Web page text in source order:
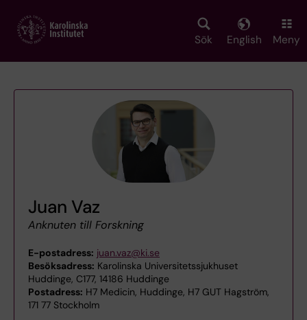
main
Sök English Meny
Juan Vaz
Anknuten till Forskning
E-postadress: juan.vaz@ki.se
Besöksadress: Karolinska Universitetssjukhuset
Huddinge, C177, 14186 Huddinge
Postadress: H7 Medicin, Huddinge, H7 GUT Hagström,
171 77 Stockholm